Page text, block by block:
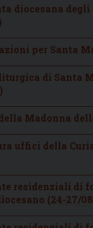
diocesana
per Santa
di Santa
Madonna
uffici della
residenziali di
(24-27/